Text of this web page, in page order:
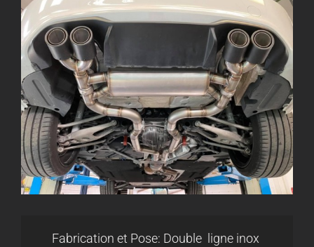
Fabrication et Pose: Double ligne inox